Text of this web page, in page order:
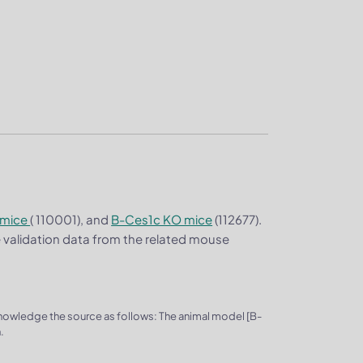
( 110001), and B-Ces1c KO mice(112677).
data from the related mouse
the source as follows: The animal model [B-